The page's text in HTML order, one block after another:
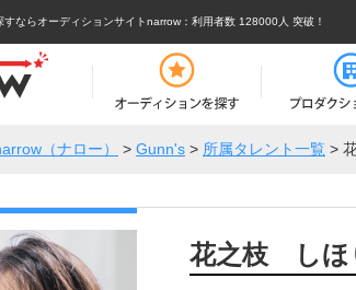
ならオーディションサイトnarrow ：利用者数 128000人 突破！
（ナロー） > Gunn's > 所属タレント一覧 >
花之枝 しほ